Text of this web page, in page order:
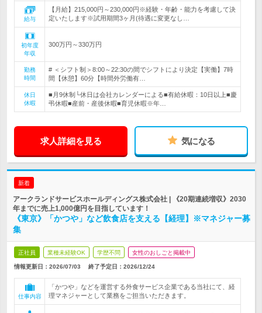
給与
【月給】215,000円～230,000円※経験・年齢・能力を考慮して決
定いたします※試用期間3ヶ月(待遇に変更なし…
初年度
年収
300万円～330万円
勤務
時間
# ＜シフト制＞8:00～22:30の間でシフトにより決定【実働】7時
間【休憩】60分【時間外労働有…
休日
休暇
■月9休制└休日は会社カレンダーによる■有給休暇：10日以上■慶
弔休暇■産前・産後休暇■育児休暇※年…
求人詳細を見る 気になる
新着
アークランドサービスホールディングス株式会社 | 《20期連続増収》2030
年までに売上1,000億円を目指しています！
《東京》「かつや」など飲食店を支える【経理】※マネジャー募
集
正社員 業種未経験OK 学歴不問 女性のおしごと掲載中
情報更新日：2026/07/03 終了予定日： 2026/12/24
仕事内容
「かつや」などを運営する外食サービス企業である当社にて、経
理マネジャーとして業務をご担当いただきます。